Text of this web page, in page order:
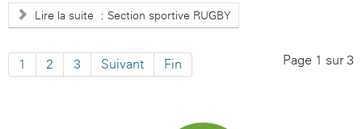
Lire la suite : Section sportive RUGBY
Page 1 sur 3
1 2 3 Suivant Fin